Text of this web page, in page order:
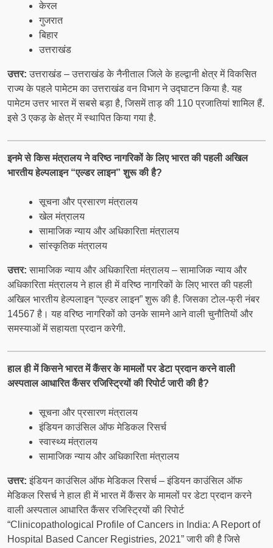
केरल
गुजरात
बिहार
उत्तराखंड
उत्तर:उत्तराखंड – उत्तराखंड के नैनीताल जिले के हल्द्वानी क्षेत्र में विकसित
राज्य के पहले पामेटम का उत्तराखंड वन विभाग ने उद्घाटन किया है. यह
पामेटम उत्तर भारत में सबसे बड़ा है, जिसमें ताड़ की 110 प्रजातियां शामिल हैं.
इसे 3 एकड़ के क्षेत्र में स्थापित किया गया है.
इनमे से किस मंत्रालय ने वरिष्ठ नागरिकों के लिए भारत की पहली अखिल
भारतीय हेल्पलाइन “एल्डर लाइन” शुरू की है?
सूचना और प्रसारण मंत्रालय
खेल मंत्रालय
सामाजिक न्याय और अधिकारिता मंत्रालय
सांस्कृतिक मंत्रालय
उत्तर:सामाजिक न्याय और अधिकारिता मंत्रालय – सामाजिक न्याय और
अधिकारिता मंत्रालय ने हाल ही में वरिष्ठ नागरिकों के लिए भारत की पहली
अखिल भारतीय हेल्पलाइन “एल्डर लाइन” शुरू की है. जिसका टोल-फ्री नंबर
14567 है। यह वरिष्ठ नागरिकों को उनके सामने आने वाली चुनौतियों और
समस्याओं में सहायता प्रदान करेगी.
हाल ही में किसने भारत में कैंसर के मामलों पर डेटा प्रदान करने वाली
अस्पताल आधारित कैंसर रजिस्ट्रियों की रिपोर्ट जारी की है?
सूचना और प्रसारण मंत्रालय
इंडियन काउंसिल ऑफ मेडिकल रिसर्च
स्वास्थ्य मंत्रालय
सामाजिक न्याय और अधिकारिता मंत्रालय
उत्तर:इंडियन काउंसिल ऑफ मेडिकल रिसर्च – इंडियन काउंसिल ऑफ
मेडिकल रिसर्च ने हाल ही में भारत में कैंसर के मामलों पर डेटा प्रदान करने
वाली अस्पताल आधारित कैंसर रजिस्ट्रियों की रिपोर्ट
“Clinicopathological Profile of Cancers in India: A Report of
Hospital Based Cancer Registries, 2021” जारी की है जिसे